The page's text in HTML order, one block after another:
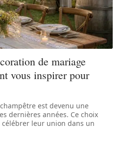
de mariage
vous inspirer pour
est devenu une
dernières années. Ce choix
leur union dans un